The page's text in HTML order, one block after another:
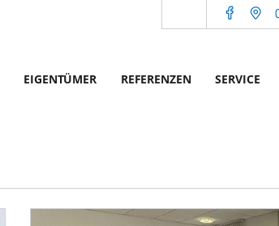
EIGENTÜMER REFERENZEN SERVICE